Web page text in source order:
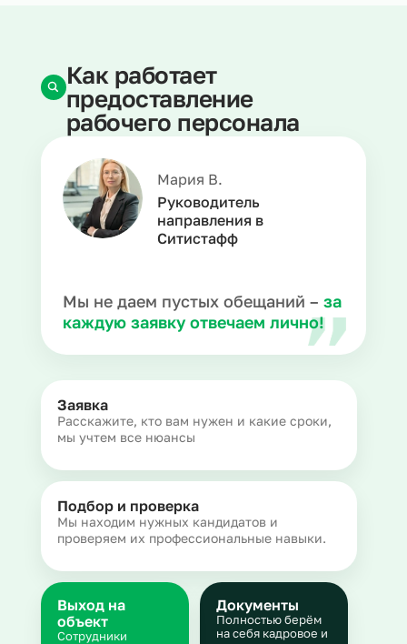
Мария В.
Руководитель
направления в
Ситистафф
Мы не даем пустых обещаний – за
каждую заявку отвечаем лично!
Как работает
предоставление
рабочего персонала
Заявка
Расскажите, кто вам нужен и какие сроки,
мы учтем все нюансы
Подбор и проверка
Мы находим нужных кандидатов и
проверяем их профессиональные навыки.
Документы
Полностью берём
на себя кадровое и
Выход на
объект
Сотрудники